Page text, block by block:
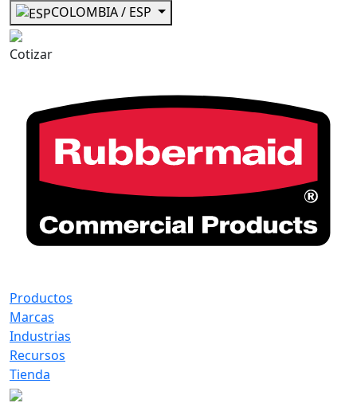
COLOMBIA / ESP
Cotizar
Productos
Marcas
Industrias
Recursos
Tienda